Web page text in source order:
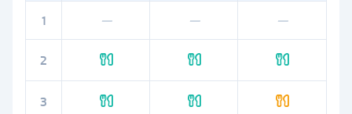
1 — —
—
2
3